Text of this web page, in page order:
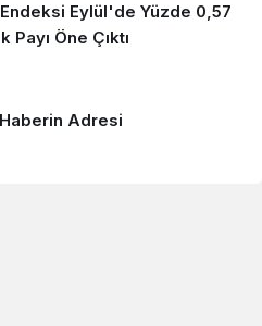
Eylül'de Yüzde 0,57
Öne Çıktı
Adresi